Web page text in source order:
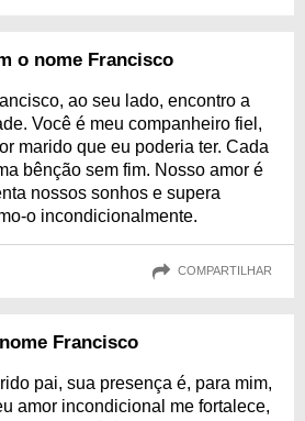
o nome Francisco
ao seu lado, encontro a
Você é meu companheiro fiel,
marido que eu poderia ter. Cada
bênção sem fim. Nosso amor é
nossos sonhos e supera
o incondicionalmente.
COMPARTILHAR
Francisco
pai, sua presença é, para mim,
amor incondicional me fortalece,